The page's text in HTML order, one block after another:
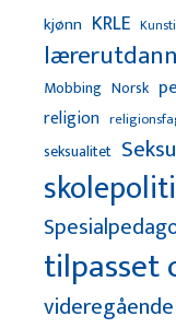
kjønn KRLE
Mobbing Norsk
religion
seksualitet
videregående